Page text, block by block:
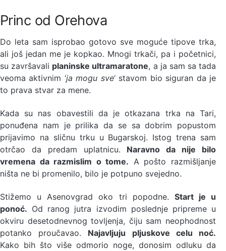
Princ od Orehova
Do leta sam isprobao gotovo sve moguće tipove trka,
ali još jedan me je kopkao. Mnogi trkači, pa i početnici,
su završavali planinske ultramaratone, a ja sam sa tada
veoma aktivnim ‘ja mogu sve‘ stavom bio siguran da je
to prava stvar za mene.
Kada su nas obavestili da je otkazana trka na Tari,
ponuđena nam je prilika da se sa dobrim popustom
prijavimo na sličnu trku u Bugarskoj. Istog trena sam
otrčao da predam uplatnicu. Naravno da nije bilo
vremena da razmislim o tome. A pošto razmišljanje
ništa ne bi promenilo, bilo je potpuno svejedno.
Stižemo u Asenovgrad oko tri popodne. Start je u
ponoć. Od ranog jutra izvodim poslednje pripreme u
okviru desetodnevnog tovljenja, čiju sam neophodnost
potanko proučavao. Najavljuju pljuskove celu noć.
Kako bih što više odmorio noge, donosim odluku da